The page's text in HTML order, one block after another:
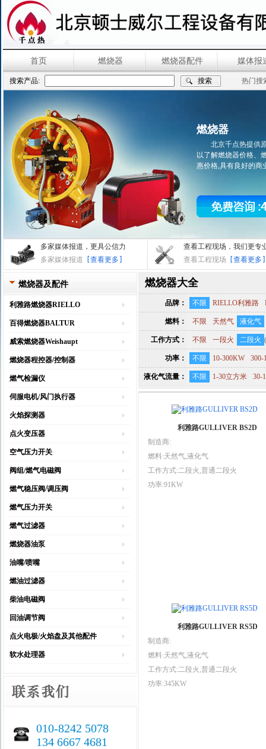
首页 燃烧器 燃烧器配件 媒体报
搜索产品: 热门搜
燃烧器
北京千点热提供
以了解燃烧器价格、
惠价格,具有良好的商
多家媒体报道，更具公信力
多家媒体报道
[查看更多]
查看工程现场，我们更专
查看工程现场
[查看更多]
燃烧器及配件
利雅路燃烧器RIELLO
百得燃烧器BALTUR
威索燃烧器Weishaupt
燃烧器程控器/控制器
燃气检漏仪
伺服电机/风门执行器
火焰探测器
点火变压器
空气压力开关
阀组/燃气电磁阀
燃气稳压阀/调压阀
燃气压力开关
燃气过滤器
燃烧器油泵
油嘴/喷嘴
燃油过滤器
柴油电磁阀
回油调节阀
点火电极/火焰盘及其他配件
软水处理器
010-8242 5078
134 6667 4681
燃烧器大全
品牌： 不限 RIELLO利雅路
燃料： 不限 天然气 液化气
工作方式： 不限 一段火 二段火 (
功率： 不限 10-300KW 300-
液化气流量： 不限 1-30立方米 30-
利雅路GULLIVER BS2D
制造商:
燃料:天然气,液化气
工作方式:二段火,普通二段火
功率:91KW
利雅路GULLIVER RS5D
制造商:
燃料:天然气,液化气
工作方式:二段火,普通二段火
功率:345KW